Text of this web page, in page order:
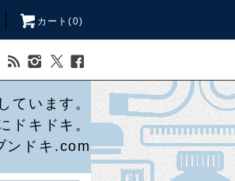
カート(0)
ています。
ドキドキ。
ンドキ.com